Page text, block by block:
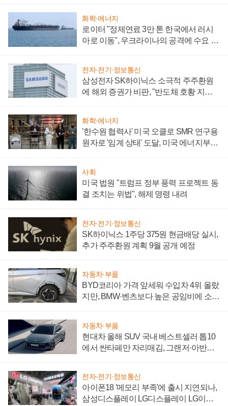
화학·에너지
로이터 "정제연료 3만 톤 한국에서 러시
아로 이동", 우크라이나의 공격에 수요 늘
전자·전기·정보통신
삼성전자 SK하이닉스 소극적 주주환원
에 해외 증권가 비판, "반도체 호황 지속
화학·에너지
'한수원 협력사' 미국 오클로 SMR 연구용
원자로 '임계 상태' 도달, 미국 에너지부
사회
미국 법원 "트럼프 정부 풍력 프로젝트 동
결 조치는 위법", 해제 명령 내려
전자·전기·정보통신
SK하이닉스 1주당 375원 현금배당 실시,
추가 주주환원 계획 9월 공개 예정
자동차·부품
BYD코리아 가격 앞세워 수입차 4위 올랐
지만, BMW·벤츠보다 높은 공임비에 소비
자동차·부품
현대차 올해 SUV 국내 베스트셀러 톱10
에서 싼타페만 자리매김, 그랜저·아반떼
전자·전기·정보통신
아이폰18 '메모리 부족'에 출시 지연되나,
삼성디스플레이 LG디스플레이 LG이노